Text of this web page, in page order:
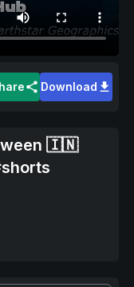
Download
🇮🇳